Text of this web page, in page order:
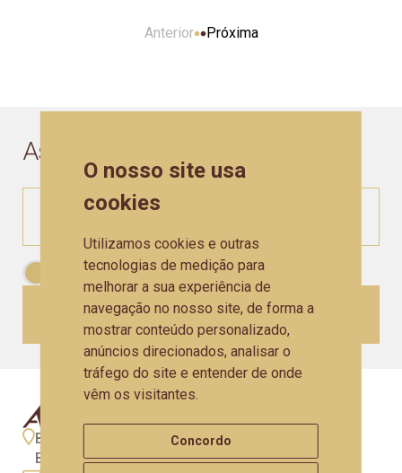
O nosso site usa
cookies
Utilizamos cookies e outras
tecnologias de medição para
melhorar a sua experiência de
navegação no nosso site, de forma a
mostrar conteúdo personalizado,
anúncios direcionados, analisar o
tráfego do site e entender de onde
vêm os visitantes.
Concordo
Anterior Próxima
Assine a nossa
Aceito asPolíticas de Privacidade
CADASTRAR
BR 470 - Km 207,330 - N° 9653 - São Valentim -
Bento Gonçalves - RS